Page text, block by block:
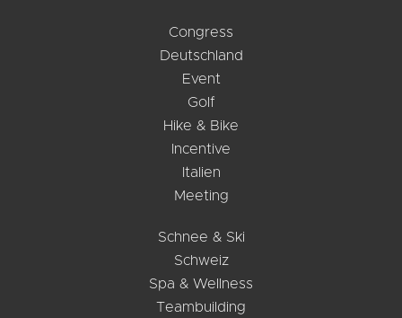
Congress
Deutschland
Event
Golf
Hike & Bike
Incentive
Italien
Meeting
Schnee & Ski
Schweiz
Spa & Wellness
Teambuilding